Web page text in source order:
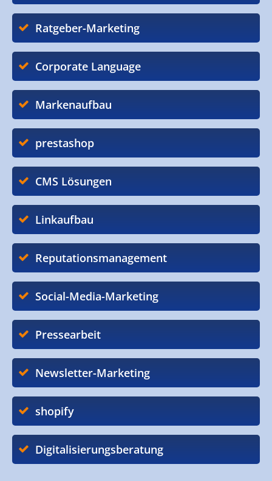
Ratgeber-Marketing
Corporate Language
Markenaufbau
prestashop
CMS Lösungen
Linkaufbau
Reputationsmanagement
Social-Media-Marketing
Pressearbeit
Newsletter-Marketing
shopify
Digitalisierungsberatung